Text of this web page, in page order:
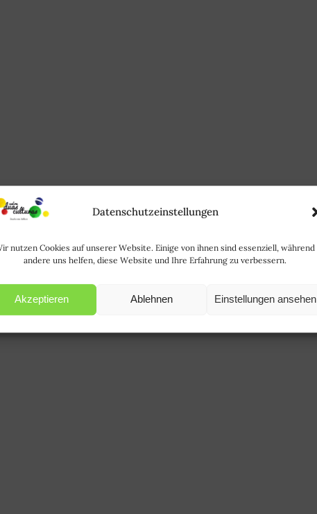
Datenschutzeinstellungen
nutzen Cookies auf unserer Website. Einige von ihnen sind essenziell, während
andere uns helfen, diese Website und Ihre Erfahrung zu verbessern.
Akzeptieren Ablehnen Einstellungen ansehen